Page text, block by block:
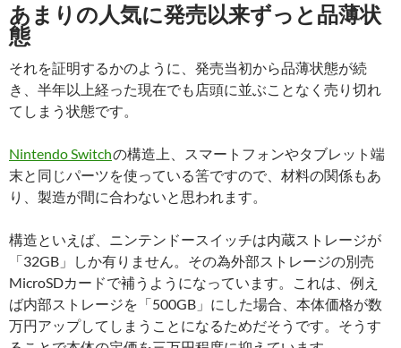
あまりの人気に発売以来ずっと品薄状
態
それを証明するかのように、発売当初から品薄状態が続
き、半年以上経った現在でも店頭に並ぶことなく売り切れ
てしまう状態です。
Nintendo Switchの構造上、スマートフォンやタブレット端
末と同じパーツを使っている筈ですので、材料の関係もあ
り、製造が間に合わないと思われます。
構造といえば、ニンテンドースイッチは内蔵ストレージが
「32GB」しか有りません。その為外部ストレージの別売
MicroSDカードで補うようになっています。これは、例え
ば内部ストレージを「500GB」にした場合、本体価格が数
万円アップしてしまうことになるためだそうです。そうす